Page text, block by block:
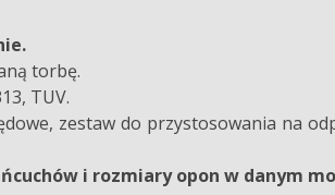
torbę.
TUV.
zestaw do przystosowania na
i rozmiary opon w danym